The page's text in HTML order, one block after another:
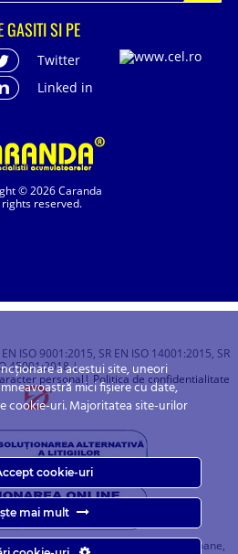
© 2026 Caranda
reserved.
GASITI SI PE
Twitter
Linked in
ISO 9001:2015, SR EN ISO 14001:2015, SR
45001:2018 |
personal| Politica de confidentialitate
cu baterii pentru automobile, camioane,
a acestui site, uneori
mici fișiere cu date,
cookie-uri. Majoritatea site-urilor
cookie-uri
mai mult